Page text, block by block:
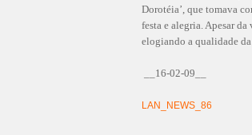
Dorotéia’, que tomava
festa e alegria. Apesar
elogiando a qualidade da
__16-02-09__
LAN_NEWS_86